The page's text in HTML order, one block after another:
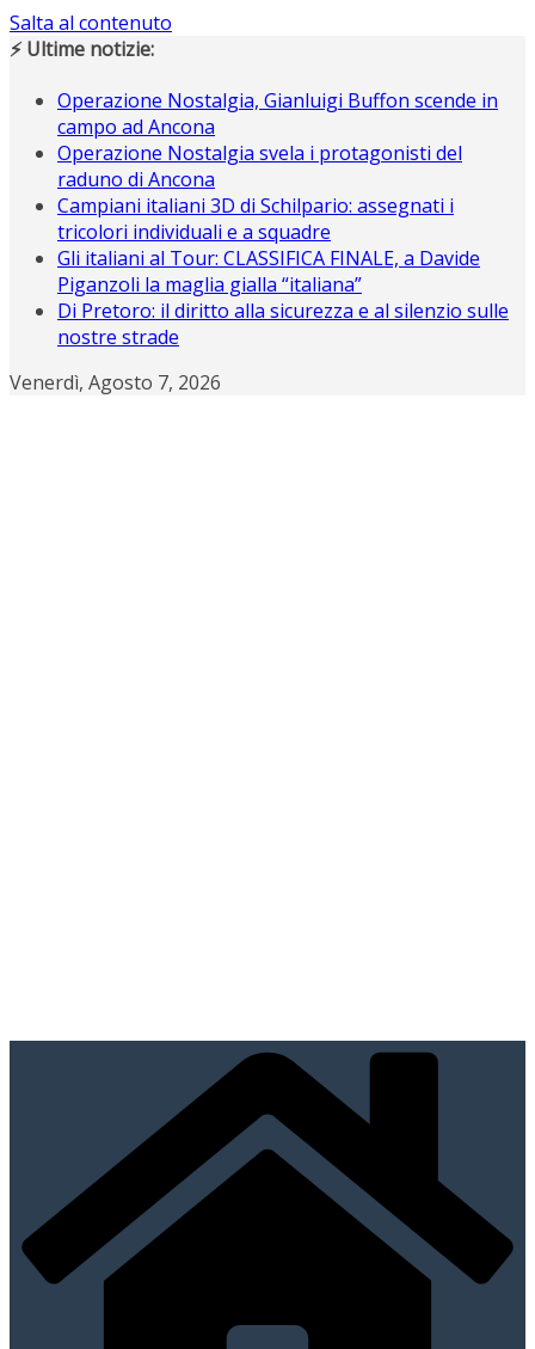
Salta al contenuto
⚡ Ultime notizie:
Operazione Nostalgia, Gianluigi Buffon scende in
campo ad Ancona
Operazione Nostalgia svela i protagonisti del
raduno di Ancona
Campiani italiani 3D di Schilpario: assegnati i
tricolori individuali e a squadre
Gli italiani al Tour: CLASSIFICA FINALE, a Davide
Piganzoli la maglia gialla “italiana”
Di Pretoro: il diritto alla sicurezza e al silenzio sulle
nostre strade
Venerdì, Agosto 7, 2026